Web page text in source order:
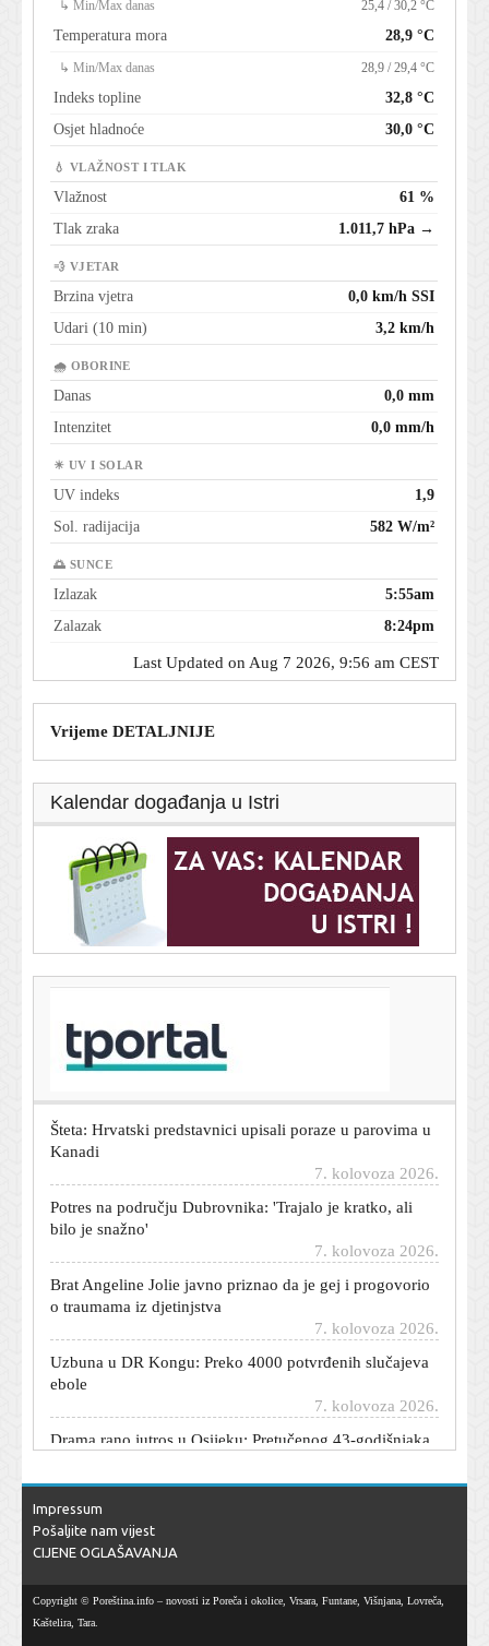
↳ Min/Max danas 25,4 / 30,2 °C
Temperatura mora 28,9 °C
↳ Min/Max danas 28,9 / 29,4 °C
Indeks topline
32,8 °C
Osjet hladnoće
30,0 °C
💧 VLAŽNOST I TLAK
Vlažnost
61 %
Tlak zraka
1.011,7 hPa →
💨 VJETAR
Brzina vjetra
0,0 km/h SSI
Udari (10 min)
3,2 km/h
🌧 OBORINE
Danas
0,0 mm
Intenzitet
0,0 mm/h
☀ UV I SOLAR
UV indeks
1,9
Sol. radijacija
582 W/m²
🌅 SUNCE
Izlazak
5:55am
Zalazak
8:24pm
Last Updated on Aug 7 2026, 9:56 am CEST
Vrijeme DETALJNIJE
Kalendar događanja u Istri
Izgleda kao dizajnerska: Ova Zarina torba košta manje
od 26 eura
Kanadi
Potres na području Dubrovnika: 'Trajalo je kratko, ali
bilo je snažno'
Brat Angeline Jolie javno priznao da je gej i progovorio
o traumama iz djetinjstva
Uzbuna u DR Kongu: Preko 4000 potvrđenih slučajeva
ebole
Drama rano jutros u Osijeku: Pretučenog 43-godišnjaka
pronašli nasred ceste
Pokazala super liniju dok puni baterije
7. kolovoza 2026.
'Ranč Dutton' - 'Yellowstone', ali sa ženskim kaubojskim
Impressum
Pošaljite nam vijest
CIJENE OGLAŠAVANJA
Copyright © Poreština.info – novosti iz Poreča i okolice, Vrsara, Funtane, Višnjana, Lovreča,
Kaštelira, Tara.